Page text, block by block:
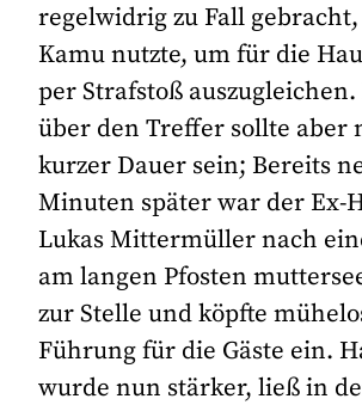
regelwidrig zu Fall
Kamu nutzte, um für die
per Strafstoß
über den Treffer sollte aber
kurzer Dauer sein; Bereits
Minuten später war der Ex-
Lukas Mittermüller nach
am langen Pfosten
zur Stelle und köpfte
Führung für die Gäste ein.
wurde nun stärker, ließ in